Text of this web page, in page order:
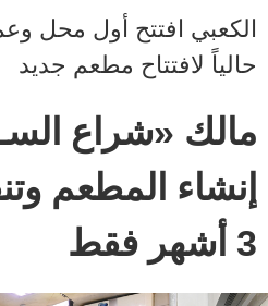
حالياً لافتتاح مطعم جديد
مالك «شراع
إنشاء المطعم
3 أشهر فقط